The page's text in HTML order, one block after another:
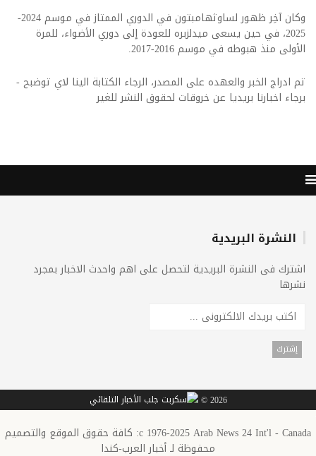
وكان آخِر ظهور لساوثهامبتون في الدوري الممتاز في موسم 2024-
2025، في حين يسعى ميدلزبره للعودة إلى دوري الأضواء، للمرة
الأولى منذ هبوطه في موسم 2016-2017.
تم ادراج الخبر والعهده على المصدر، الرجاء الكتابة الينا لاي توضبح -
برجاء اخبارنا بريديا عن خروقات لحقوق النشر للغير
النشرة البريدية
اشترك فى النشرة البريدية لتحصل على اهم واحدث الاخبار بمجرد
نشرها
2026 ©
c 1976-2025 Arab News 24 Int'l - Canada: كافة حقوق الموقع والتصميم
محفوظة لـ أخبار العرب-كندا